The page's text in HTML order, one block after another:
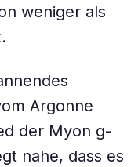
weniger als
Argonne
der Myon g-
nahe, dass es